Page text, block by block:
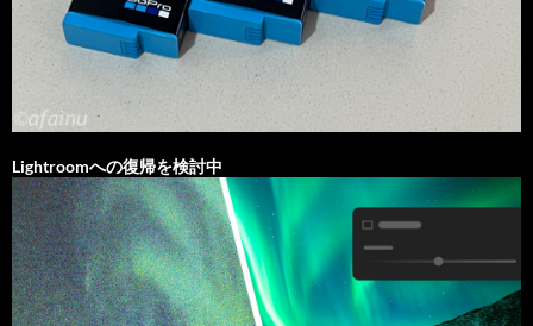
Lightroomへの復帰を検討中